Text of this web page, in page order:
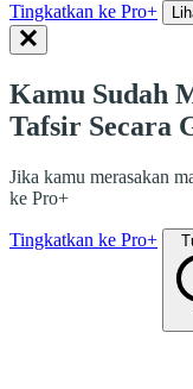
Tingkatkan ke Pro+
Kamu Sudah
Tafsir Secara
Jika kamu merasakan
ke Pro+
Tingkatkan ke Pro+